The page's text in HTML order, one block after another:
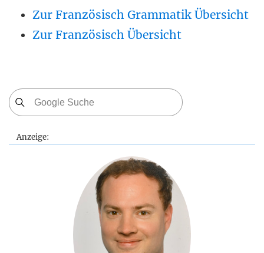
Zur Französisch Grammatik Übersicht
Zur Französisch Übersicht
Anzeige: